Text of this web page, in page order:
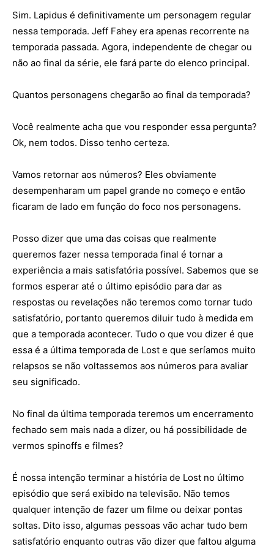
Sim. Lapidus é definitivamente um personagem regular
nessa temporada. Jeff Fahey era apenas recorrente na
temporada passada. Agora, independente de chegar ou
não ao final da série, ele fará parte do elenco principal.
Quantos personagens chegarão ao final da temporada?
Você realmente acha que vou responder essa pergunta?
Ok, nem todos. Disso tenho certeza.
Vamos retornar aos números? Eles obviamente
desempenharam um papel grande no começo e então
ficaram de lado em função do foco nos personagens.
Posso dizer que uma das coisas que realmente
queremos fazer nessa temporada final é tornar a
experiência a mais satisfatória possível. Sabemos que se
formos esperar até o último episódio para dar as
respostas ou revelações não teremos como tornar tudo
satisfatório, portanto queremos diluir tudo à medida em
que a temporada acontecer. Tudo o que vou dizer é que
essa é a última temporada de Lost e que seríamos muito
relapsos se não voltassemos aos números para avaliar
seu significado.
No final da última temporada teremos um encerramento
fechado sem mais nada a dizer, ou há possibilidade de
vermos spinoffs e filmes?
É nossa intenção terminar a história de Lost no último
episódio que será exibido na televisão. Não temos
qualquer intenção de fazer um filme ou deixar pontas
soltas. Dito isso, algumas pessoas vão achar tudo bem
satisfatório enquanto outras vão dizer que faltou alguma